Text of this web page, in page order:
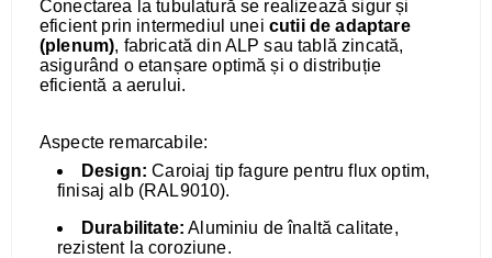
Conectarea la tubulatură se realizează sigur și
eficient prin intermediul unei cutii de adaptare
(plenum), fabricată din ALP sau tablă zincată,
asigurând o etanșare optimă și o distribuție
eficientă a aerului.
Aspecte remarcabile:
Design: Caroiaj tip fagure pentru flux optim,
finisaj alb (RAL9010).
Durabilitate: Aluminiu de înaltă calitate,
rezistent la coroziune.